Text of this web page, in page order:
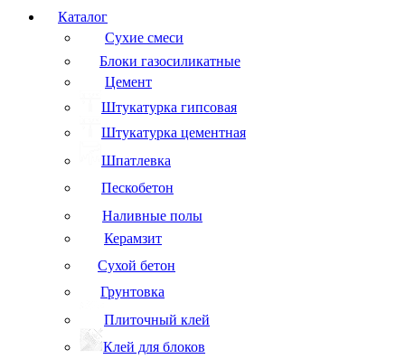
Каталог
Сухие смеси
Блоки газосиликатные
Цемент
Штукатурка гипсовая
Штукатурка цементная
Шпатлевка
Пескобетон
Наливные полы
Керамзит
Сухой бетон
Грунтовка
Плиточный клей
Клей для блоков